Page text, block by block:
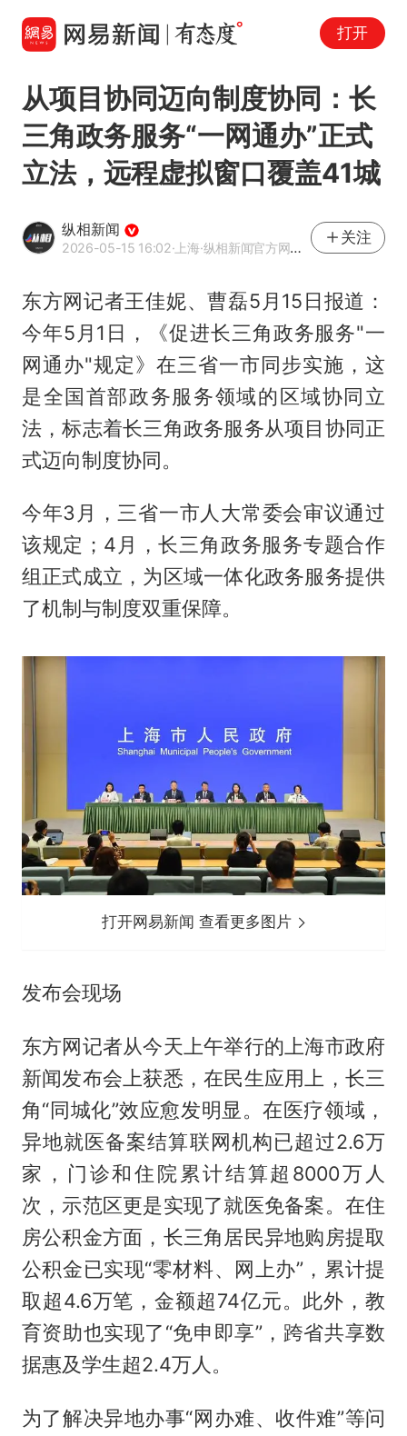
打开
从项目协同迈向制度协同：长
三角政务服务“一网通办”正式
立法，远程虚拟窗口覆盖41城
纵相新闻
2026-05-15 16:02·上海·纵相新闻官方网易号
关注
东方网记者王佳妮、曹磊5月15日报道：
今年5月1日，《促进长三角政务服务"一
网通办"规定》在三省一市同步实施，这
是全国首部政务服务领域的区域协同立
法，标志着长三角政务服务从项目协同正
式迈向制度协同。
今年3月，三省一市人大常委会审议通过
该规定；4月，长三角政务服务专题合作
组正式成立，为区域一体化政务服务提供
了机制与制度双重保障。
打开网易新闻 查看更多图片
发布会现场
东方网记者从今天上午举行的上海市政府
新闻发布会上获悉，在民生应用上，长三
角“同城化”效应愈发明显。在医疗领域，
异地就医备案结算联网机构已超过2.6万
家，门诊和住院累计结算超8000万人
次，示范区更是实现了就医免备案。在住
房公积金方面，长三角居民异地购房提取
公积金已实现“零材料、网上办”，累计提
取超4.6万笔，金额超74亿元。此外，教
育资助也实现了“免申即享”，跨省共享数
据惠及学生超2.4万人。
为了解决异地办事“网办难、收件难”等问